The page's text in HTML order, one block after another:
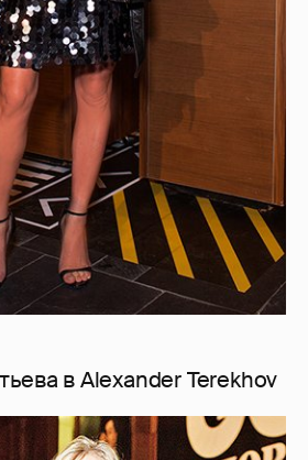
в Alexander Terekhov